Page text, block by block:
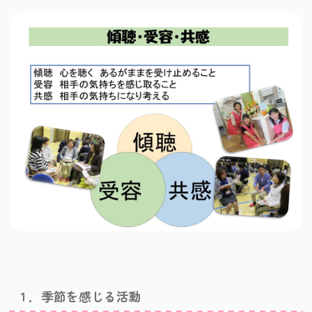
１．季節を感じる活動